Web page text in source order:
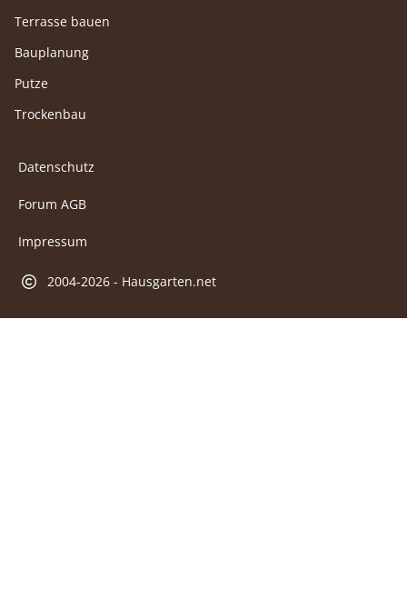
Terrasse bauen
Bauplanung
Putze
Trockenbau
Datenschutz
Forum AGB
Impressum
2004-2026 - Hausgarten.net